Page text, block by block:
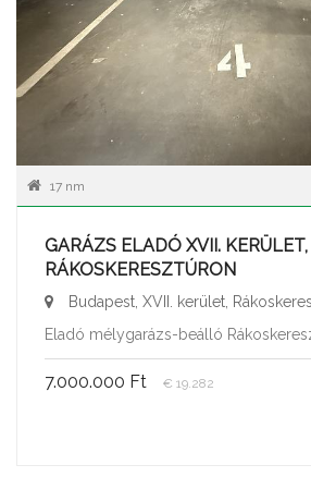
17 nm
GARÁZS ELADÓ XVII. KERÜLET,
RÁKOSKERESZTÚRON
Budapest, XVII. kerület,
Eladó mélygarázs-beálló
7.000.000 Ft € 19.282